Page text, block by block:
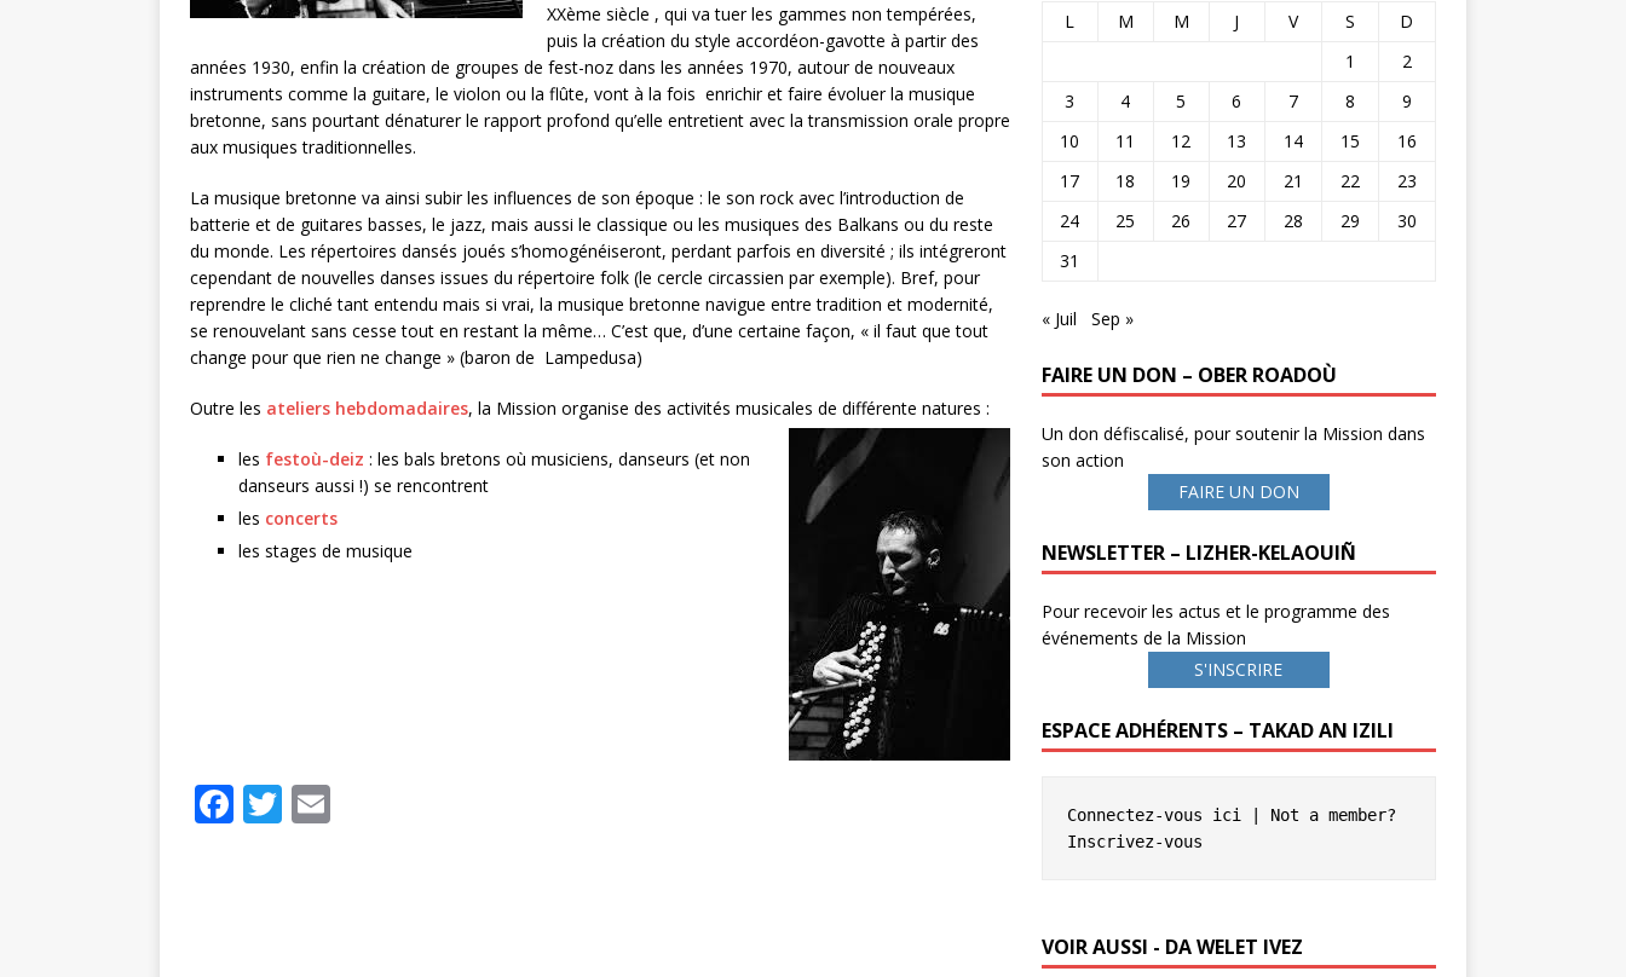
XXème siècle , qui va tuer les gammes non tempérées,
puis la création du style accordéon-gavotte à partir des
années 1930, enfin la création de groupes de fest-noz dans les années 1970, autour de nouveaux
instruments comme la guitare, le violon ou la flûte, vont à la fois enrichir et faire évoluer la musique
bretonne, sans pourtant dénaturer le rapport profond qu’elle entretient avec la transmission orale propre
aux musiques traditionnelles.
La musique bretonne va ainsi subir les influences de son époque : le son rock avec l’introduction de
batterie et de guitares basses, le jazz, mais aussi le classique ou les musiques des Balkans ou du reste
du monde. Les répertoires dansés joués s’homogénéiseront, perdant parfois en diversité ; ils intégreront
cependant de nouvelles danses issues du répertoire folk (le cercle circassien par exemple). Bref, pour
reprendre le cliché tant entendu mais si vrai, la musique bretonne navigue entre tradition et modernité,
se renouvelant sans cesse tout en restant la même… C’est que, d’une certaine façon, « il faut que tout
change pour que rien ne change » (baron de Lampedusa)
Outre les ateliers hebdomadaires, la Mission organise des activités musicales de différente natures :
les festoù-deiz : les bals bretons où musiciens, danseurs (et non
danseurs aussi !) se rencontrent
les concerts
les stages de musique
F T
L M M J V S
D
1
2
3
4 5 6 7 8
9
10
11 12 13 14 15
16
17
18 19 20 21 22
23
24
25 26 27 28 29
30
31
« Juil Sep »
FAIRE UN DON – OBER ROADOÙ
Un don défiscalisé, pour soutenir la Mission dans
son action
FAIRE UN DON
NEWSLETTER – LIZHER-KELAOUIÑ
Pour recevoir les actus et le programme des
événements de la Mission
S'INSCRIRE
ESPACE ADHÉRENTS – TAKAD AN IZILI
Connectez-vous ici
Inscrivez-vous
VOIR AUSSI - DA WELET IVEZ